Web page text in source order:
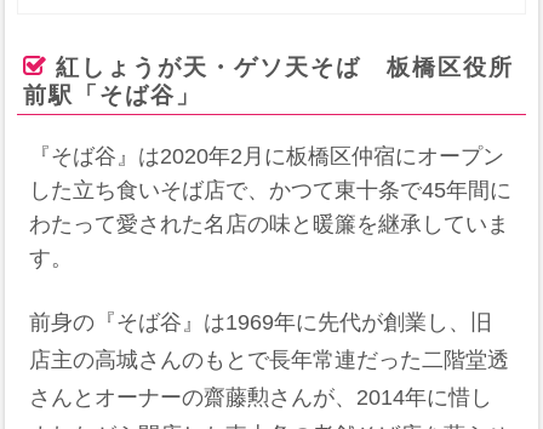
紅しょうが天・ゲソ天そば 板橋区役所
前駅「そば谷」
『そば谷』は2020年2月に板橋区仲宿にオープン
した立ち食いそば店で、かつて東十条で45年間に
わたって愛された名店の味と暖簾を継承していま
す。
前身の『そば谷』は1969年に先代が創業し、旧
店主の高城さんのもとで長年常連だった二階堂透
さんとオーナーの齋藤勲さんが、2014年に惜し